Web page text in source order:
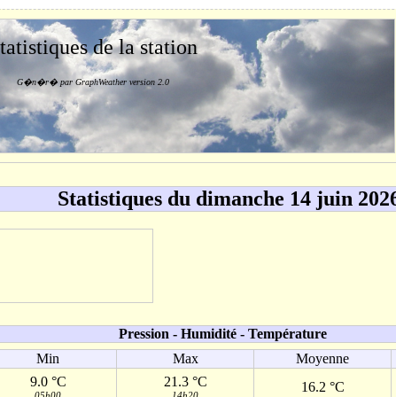
de la station
G�n�r� par GraphWeather version 2.0